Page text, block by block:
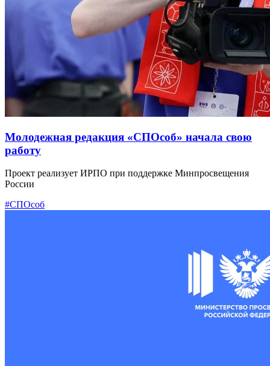
Молодежная редакция «СПОсоб» начала свою
работу
Проект реализует ИРПО при поддержке Минпросвещения
России
#СПОсоб